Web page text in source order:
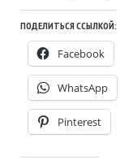
ПОДЕЛИТЬСЯ ССЫЛКОЙ:
Facebook
WhatsApp
Pinterest